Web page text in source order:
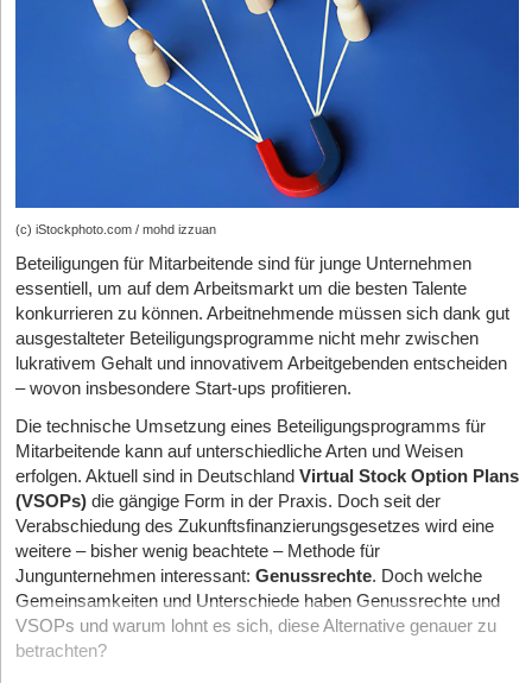
(c) iStockphoto.com / mohd izzuan
Beteiligungen für Mitarbeitende sind für junge Unternehmen
essentiell, um auf dem Arbeitsmarkt um die besten Talente
konkurrieren zu können. Arbeitnehmende müssen sich dank gut
ausgestalteter Beteiligungsprogramme nicht mehr zwischen
lukrativem Gehalt und innovativem Arbeitgebenden entscheiden
– wovon insbesondere Start-ups profitieren.
Die technische Umsetzung eines Beteiligungsprogramms für
Mitarbeitende kann auf unterschiedliche Arten und Weisen
erfolgen. Aktuell sind in Deutschland Virtual Stock Option Plans
(VSOPs) die gängige Form in der Praxis. Doch seit der
Verabschiedung des Zukunftsfinanzierungsgesetzes wird eine
weitere – bisher wenig beachtete – Methode für
Jungunternehmen interessant: Genussrechte. Doch welche
Gemeinsamkeiten und Unterschiede haben Genussrechte und
VSOPs und warum lohnt es sich, diese Alternative genauer zu
betrachten?